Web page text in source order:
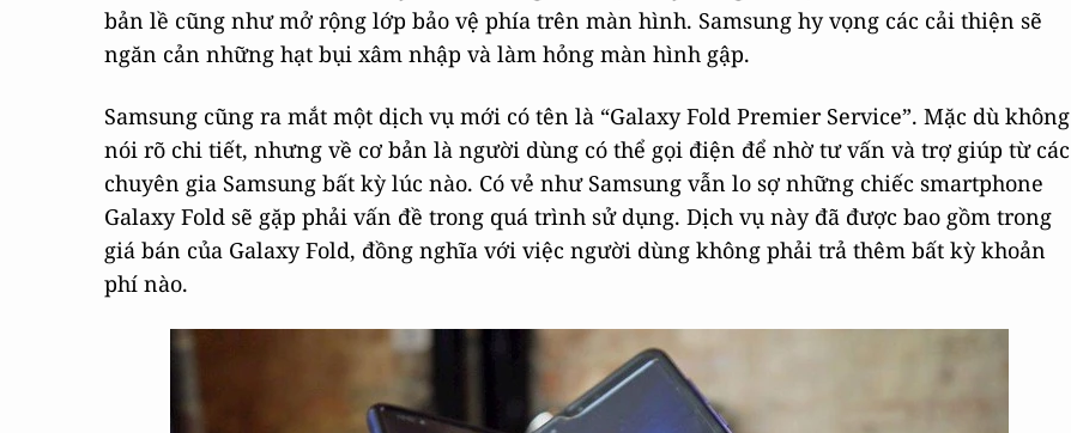
bản lề cũng như mở rộng lớp bảo vệ phía trên màn hình. Samsung hy vọng các cải thiện sẽ
ngăn cản những hạt bụi xâm nhập và làm hỏng màn hình gập.
Samsung cũng ra mắt một dịch vụ mới có tên là “Galaxy Fold Premier Service”. Mặc dù không
nói rõ chi tiết, nhưng về cơ bản là người dùng có thể gọi điện để nhờ tư vấn và trợ giúp từ các
chuyên gia Samsung bất kỳ lúc nào. Có vẻ như Samsung vẫn lo sợ những chiếc smartphone
Galaxy Fold sẽ gặp phải vấn đề trong quá trình sử dụng. Dịch vụ này đã được bao gồm trong
giá bán của Galaxy Fold, đồng nghĩa với việc người dùng không phải trả thêm bất kỳ khoản
phí nào.